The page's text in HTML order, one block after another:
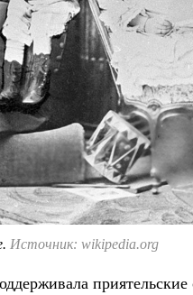
Источник: wikipedia.org